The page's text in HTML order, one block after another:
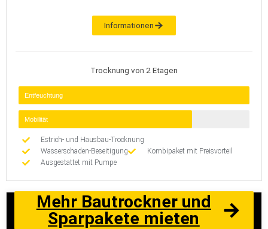
Informationen
Trocknung von 2 Etagen
Entfeuchtung
Mobilität
Estrich- und Hausbau-Trocknung
Wasserschaden-Beseitigung
Kombipaket mit Preisvorteil
Ausgestattet mit Pumpe
Mehr Bautrockner und
Sparpakete mieten